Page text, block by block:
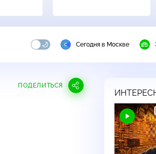
Сегодня в Москве
ПОДЕЛИТЬСЯ